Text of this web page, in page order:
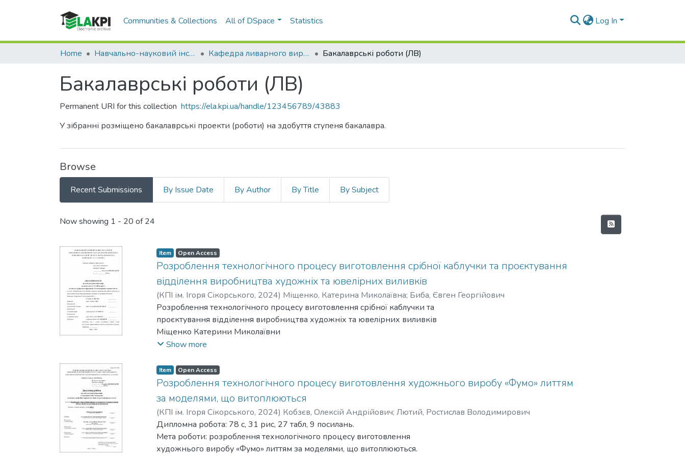
Communities & Collections All of DSpace Statistics Log In
Home Навчально-науковий інститут матеріалознавства та зварювання ім. Є.О. Патона (НН ІМЗ ім. Є.О. Патона) Кафедра ливарного виробництва (ЛВ) Бакалаврські роботи (ЛВ)
Бакалаврські роботи (ЛВ)
Permanent URI for this collection https://ela.kpi.ua/handle/123456789/43883
У зібранні розміщено бакалаврські проекти (роботи) на здобуття ступеня бакалавра.
Browse
Recent Submissions By Issue Date By Author By Title By Subject
Recent Submissions
Now showing 1 - 20 of 24
Item Open Access
Розроблення технологічного процесу виготовлення срібної каблучки та проєктування
відділення виробництва художніх та ювелірних виливків
(КПІ ім. Ігоря Сікорського, 2024) Міщенко, Катерина Миколаївна; Биба, Євген Георгійович
Розроблення технологічного процесу виготовлення срібної каблучки та
проєктування відділення виробництва художніх та ювелірних виливків
Міщенко Катерини Миколаївни
Дипломний проєкт: 96 стор., 50 табл., 17 рис.
виливків.
Предмет проєктування: розроблення технологічного процесу виготовлення
відділення виробництва художніх та ювелірних виливків.
Результат проєктування: розроблення дизайну та технології виготовлення
виливка «Каблучка» методом лиття за моделями, що витоплюються, за допомогою
вакуумно-індукційної машини з використанням гіпсо-кристобалітних сумішей.
Show more
Item Open Access
Розроблення технологічного процесу виготовлення художнього виробу «Фумо» литтям
за моделями, що витоплюються
(КПІ ім. Ігоря Сікорського, 2024) Кобзєв, Олексій Андрійович; Лютий, Ростислав Володимирович
Дипломна робота: 78 с, 31 рис, 27 табл, 9 посилань.
Мета роботи: розроблення технологічного процесу виготовлення
художнього виробу «Фумо» литтям за моделями, що витоплюються.